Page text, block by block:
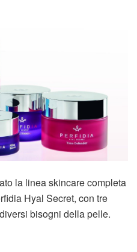
la linea skincare completa
Hyal Secret, con tre
bisogni della pelle.